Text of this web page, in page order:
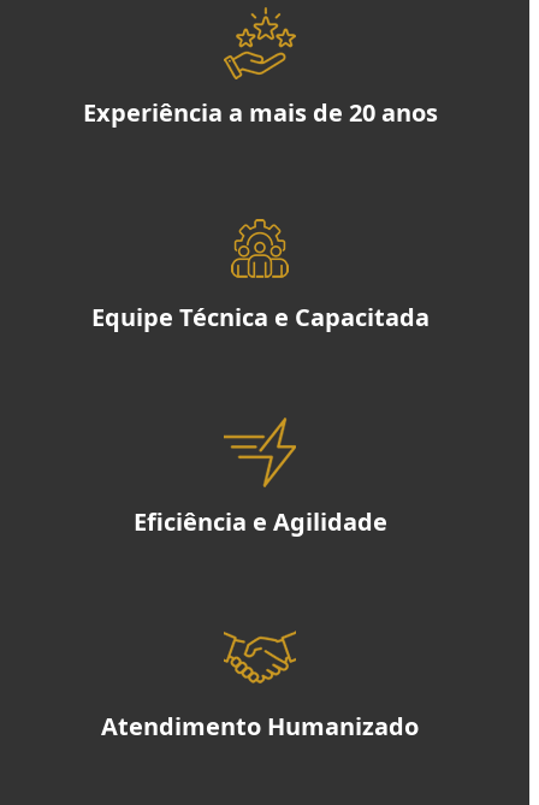
Experiência a mais de 20 anos
Equipe Técnica e Capacitada
Eficiência e Agilidade
Atendimento Humanizado